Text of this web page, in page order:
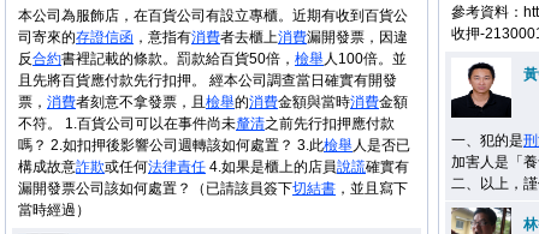
參考資料：
收押-
一、犯的是
加害人是「
二、以上，
本公司為服飾店，在百貨公司有設立專櫃。近期有收到百貨公
司寄來的存證信函 ，意指有消費者去櫃上消費漏開發票，因違
反合約書裡記載的條款。罰款給百貨50倍， 檢舉 人100倍。並
且先將百貨應付款先行扣押。 經本公司調查當日確實有開發
票， 消費者刻意不拿發票，且 檢舉的消費金額與當時消費金額
不符。 1.百貨公司可以在事件尚未釐清之前先行扣押應付款
嗎？ 2.如扣押後影響公司週轉該如何處置？ 3.此檢舉 人是否已
構成故意詐欺或任何法律責任 4.如果是櫃上的店員說謊確實有
漏開發票公司該如何處置？（已請該員簽下切結書 ，並且寫下
當時經過）